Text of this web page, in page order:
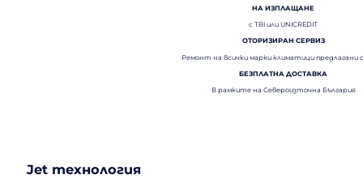
НА ИЗПЛАЩАНЕ
с TBI или UNICREDIT
ОТОРИЗИРАН СЕРВИЗ
Ремонт на всички марки климатици предлагани
БЕЗПЛАТНА ДОСТАВКА
В рамките на Североизточна България
Jet технология